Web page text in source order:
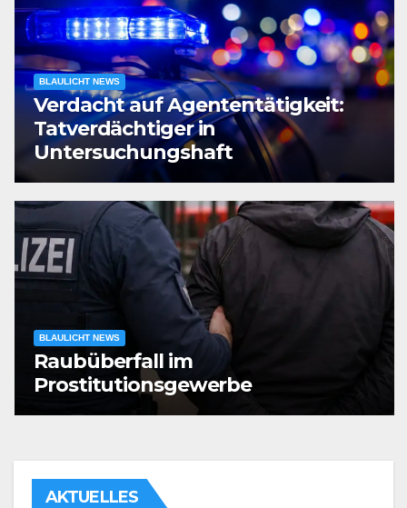
BLAULICHT NEWS
Verdacht auf Agententätigkeit:
Tatverdächtiger in
Untersuchungshaft
BLAULICHT NEWS
Raubüberfall im
Prostitutionsgewerbe
AKTUELLES